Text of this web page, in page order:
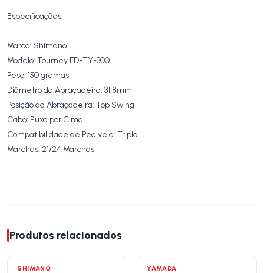
Especificações:
Marca: Shimano
Modelo: Tourney FD-TY-300
Peso: 150 gramas
Diâmetro da Abraçadeira: 31,8mm
Posição da Abraçadeira: Top Swing
Cabo: Puxa por Cima
Compatibilidade de Pedivela: Triplo
Marchas: 21/24 Marchas
Produtos relacionados
SHIMANO YAMADA